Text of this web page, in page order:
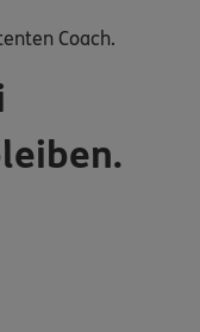
Coach.